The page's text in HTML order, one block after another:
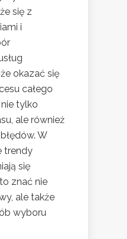
się z
i
okazać się
całego
tylko
ale również
W
trendy
się
znać nie
ale także
wyboru